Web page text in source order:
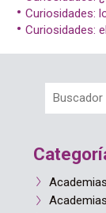
Curiosidades:
Curiosidades: